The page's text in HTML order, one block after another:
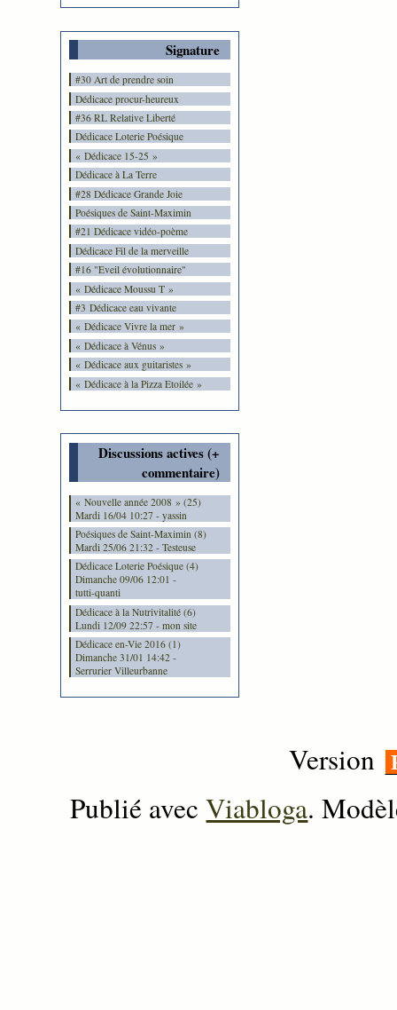
Signature
#30 Art de prendre soin
Dédicace procur-heureux
#36 RL Relative Liberté
Dédicace Loterie Poésique
« Dédicace 15-25 »
Dédicace à La Terre
#28 Dédicace Grande Joie
Poésiques de Saint-Maximin
#21 Dédicace vidéo-poème
Dédicace Fil de la merveille
#16 "Eveil évolutionnaire"
« Dédicace Moussu T »
#3 Dédicace eau vivante
« Dédicace Vivre la mer »
« Dédicace à Vénus »
« Dédicace aux guitaristes »
« Dédicace à la Pizza Etoilée »
Discussions actives (+
commentaire)
« Nouvelle année 2008 » (25)
Mardi 16/04 10:27 - yassin
Poésiques de Saint-Maximin (8)
Mardi 25/06 21:32 - Testeuse
Dédicace Loterie Poésique (4)
Dimanche 09/06 12:01 -
tutti-quanti
Dédicace à la Nutrivitalité (6)
Lundi 12/09 22:57 - mon site
Dédicace en-Vie 2016 (1)
Dimanche 31/01 14:42 -
Serrurier Villeurbanne
Version
Publié avecViabloga.